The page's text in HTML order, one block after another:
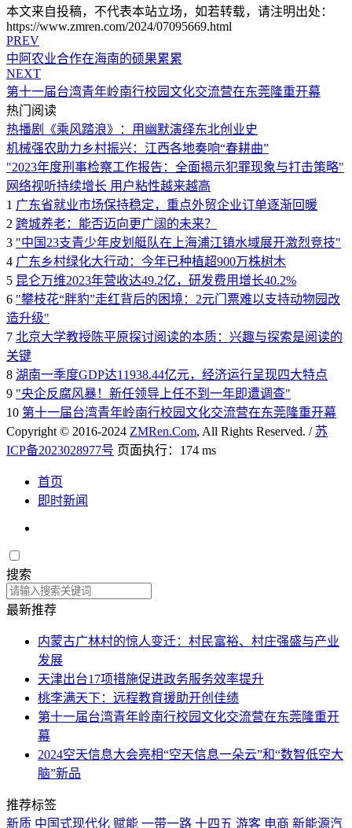
本文来自投稿，不代表本站立场，如若转载，请注明出处：
https://www.zmren.com/2024/07095669.html
PREV
中阿农业合作在海南的硕果累累
NEXT
第十一届台湾青年岭南行校园文化交流营在东莞隆重开幕
热门阅读
热播剧《乘风踏浪》：用幽默演绎东北创业史
机械强农助力乡村振兴：江西各地奏响“春耕曲”
"2023年度刑事检察工作报告：全面揭示犯罪现象与打击策略"
网络视听持续增长 用户粘性越来越高
1 广东省就业市场保持稳定，重点外贸企业订单逐渐回暖
2 跨城养老：能否迈向更广阔的未来？
3 "中国23支青少年皮划艇队在上海浦江镇水域展开激烈竞技"
4 广东乡村绿化大行动：今年已种植超900万株树木
5 昆仑万维2023年营收达49.2亿，研发费用增长40.2%
6 "攀枝花“胖豹”走红背后的困境：2元门票难以支持动物园改
造升级"
7 北京大学教授陈平原探讨阅读的本质：兴趣与探索是阅读的
关键
8 湖南一季度GDP达11938.44亿元，经济运行呈现四大特点
9 "央企反腐风暴！新任领导上任不到一年即遭调查"
10 第十一届台湾青年岭南行校园文化交流营在东莞隆重开幕
Copyright © 2016-2024 ZMRen.Com, All Rights Reserved. / 苏
ICP备2023028977号 页面执行：174 ms
首页
即时新闻
搜索
最新推荐
内蒙古广林村的惊人变迁：村民富裕、村庄强盛与产业
发展
天津出台17项措施促进政务服务效率提升
桃李满天下：远程教育援助开创佳绩
第十一届台湾青年岭南行校园文化交流营在东莞隆重开
幕
2024空天信息大会亮相“空天信息一朵云”和“数智低空大
脑”新品
推荐标签
新质 中国式现代化 赋能 一带一路 十四五 游客 电商 新能源汽